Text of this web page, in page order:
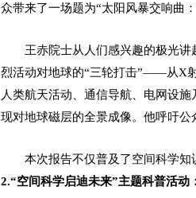
众带来了一场题为“太阳风暴交响曲
王赤院士从人们感兴趣的极光
烈活动对地球的“三轮打击”——从X
人类航天活动、通信导航、电网设
现对地球磁层的全景成像。他呼吁公
本次报告不仅普及了空间科学知
2.“空间科学启迪未来”主题科普活